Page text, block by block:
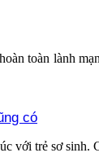
toàn lành
có
với trẻ sơ